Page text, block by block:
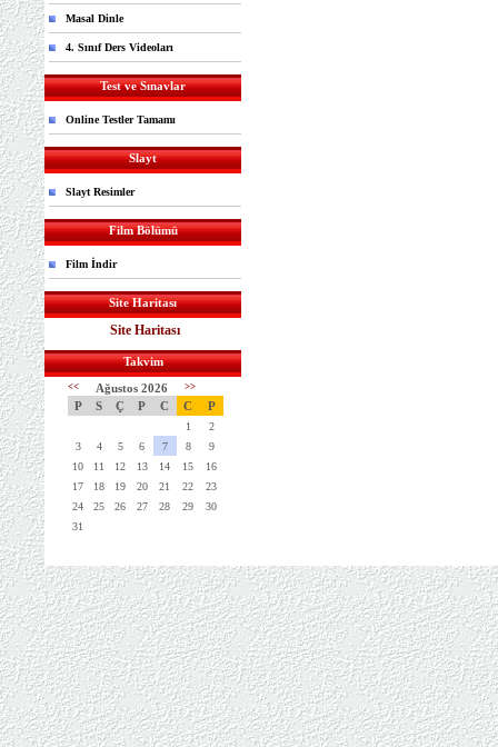
Masal Dinle
4. Sınıf Ders Videoları
Test ve Sınavlar
Online Testler Tamamı
Slayt
Slayt Resimler
Film Bölümü
Film İndir
Site Haritası
Site Haritası
Takvim
<< Ağustos 2026 >>
P S Ç P C C P
1
2
3
4 5 6 7 8
9
10
11 12 13 14 15
16
17
18 19 20 21 22
23
24
25 26 27 28 29
30
31